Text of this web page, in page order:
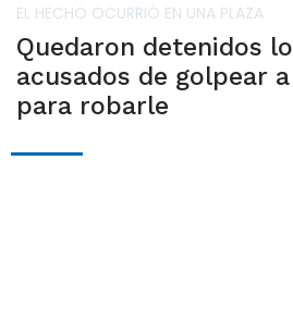
EL HECHO OCURRIÓ EN UNA PLAZA
Quedaron detenidos
acusados de golpear
para robarle